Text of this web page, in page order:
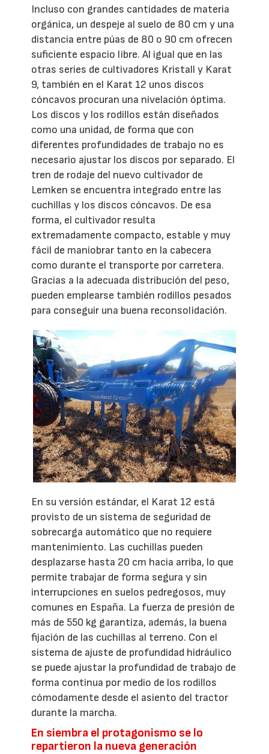
Incluso con grandes cantidades de materia
orgánica, un despeje al suelo de 80 cm y una
distancia entre púas de 80 o 90 cm ofrecen
suficiente espacio libre. Al igual que en las
otras series de cultivadores Kristall y Karat
9, también en el Karat 12 unos discos
cóncavos procuran una nivelación óptima.
Los discos y los rodillos están diseñados
como una unidad, de forma que con
diferentes profundidades de trabajo no es
necesario ajustar los discos por separado. El
tren de rodaje del nuevo cultivador de
Lemken se encuentra integrado entre las
cuchillas y los discos cóncavos. De esa
forma, el cultivador resulta
extremadamente compacto, estable y muy
fácil de maniobrar tanto en la cabecera
como durante el transporte por carretera.
Gracias a la adecuada distribución del peso,
pueden emplearse también rodillos pesados
para conseguir una buena reconsolidación.
En su versión estándar, el Karat 12 está
provisto de un sistema de seguridad de
sobrecarga automático que no requiere
mantenimiento. Las cuchillas pueden
desplazarse hasta 20 cm hacia arriba, lo que
permite trabajar de forma segura y sin
interrupciones en suelos pedregosos, muy
comunes en España. La fuerza de presión de
más de 550 kg garantiza, además, la buena
fijación de las cuchillas al terreno. Con el
sistema de ajuste de profundidad hidráulico
se puede ajustar la profundidad de trabajo de
forma continua por medio de los rodillos
cómodamente desde el asiento del tractor
durante la marcha.
En siembra el protagonismo se lo
repartieron la nueva generación